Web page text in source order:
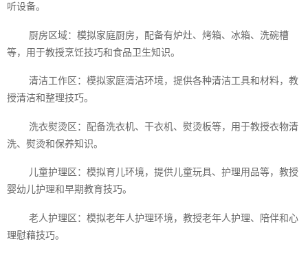
听设备。
厨房区域：模拟家庭厨房，配备有炉灶、烤箱、冰箱、洗碗槽
等，用于教授烹饪技巧和食品卫生知识。
清洁工作区：模拟家庭清洁环境，提供各种清洁工具和材料，教
授清洁和整理技巧。
洗衣熨烫区：配备洗衣机、干衣机、熨烫板等，用于教授衣物清
洗、熨烫和保养知识。
儿童护理区：模拟育儿环境，提供儿童玩具、护理用品等，教授
婴幼儿护理和早期教育技巧。
老人护理区：模拟老年人护理环境，教授老年人护理、陪伴和心
理慰藉技巧。